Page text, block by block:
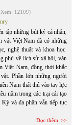
12109)
tập những bút ký cá nhân,
vật Việt Nam đã có những
nghệ thuật và khoa học.
phú về lịch sử xã hội, văn
Việt Nam, đồng thời khắc
Phần lớn những người
Nam thất thủ vào tay lực
năm trong các trại cải tạo
và đa phần vẫn tiếp tục
Đọc thêm